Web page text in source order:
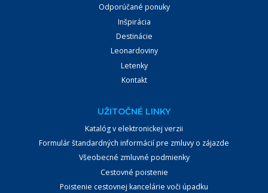
Odporúčané ponuky
Inšpirácia
Destinácie
Leonardoviny
Letenky
Kontakt
UŽITOČNÉ LINKY
Katalóg v elektronickej verzii
Formulár štandardných informácií pre zmluvy o zájazde
Všeobecné zmluvné podmienky
Cestovné poistenie
Poistenie cestovnej kancelárie voči úpadku